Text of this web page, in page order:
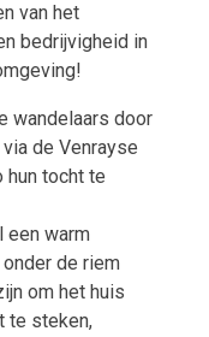
van het
bedrijvigheid in
wandelaars door
de Venrayse
hun tocht te
een warm
de riem
om het huis
te steken,